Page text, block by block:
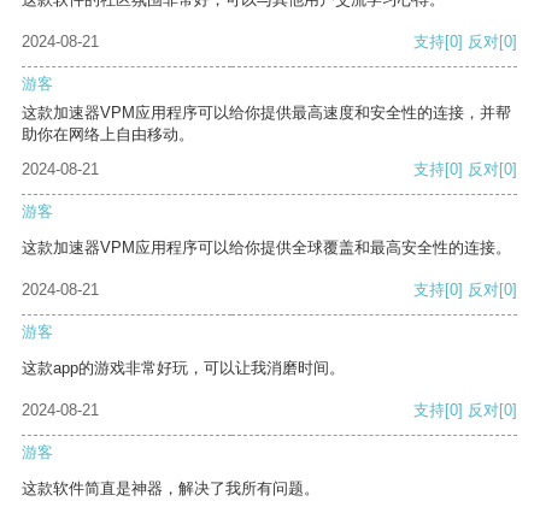
2024-08-21 支持[0] 反对[0]
游客
这款加速器VPM应用程序可以给你提供最高速度和安全性的连接，并帮
助你在网络上自由移动。
2024-08-21
支持[0] 反对[0]
游客
这款加速器VPM应用程序可以给你提供全球覆盖和最高安全性的连接。
2024-08-21 支持[0] 反对[0]
游客
这款app的游戏非常好玩，可以让我消磨时间。
2024-08-21 支持[0] 反对[0]
游客
这款软件简直是神器，解决了我所有问题。